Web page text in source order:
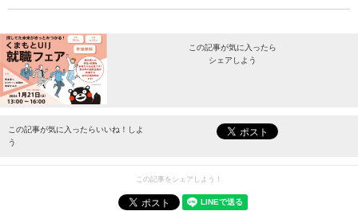
この記事が気に入ったら
シェアしよう
最新情報をお届けします。
この記事が気に入ったらいいね！しよ
う
この記事をシェアしよう！